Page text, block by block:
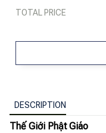
TOTAL PRICE
DESCRIPTION
Thế Giới Phật Giáo